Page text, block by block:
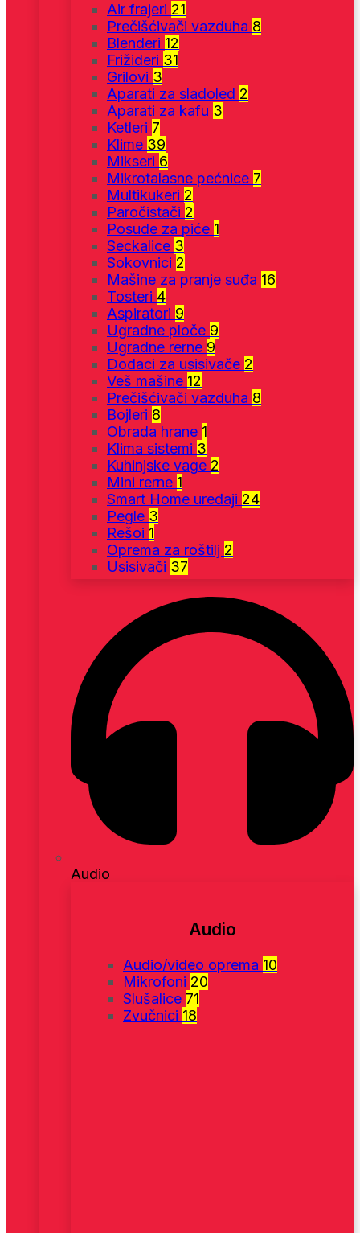
Air frajeri 21
Prečišćivači vazduha 8
Blenderi 12
Frižideri 31
Grilovi 3
Aparati za sladoled 2
Aparati za kafu 3
Ketleri 7
Klime 39
Mikseri 6
Mikrotalasne pećnice 7
Multikukeri 2
Paročistači 2
Posude za piće 1
Seckalice 3
Sokovnici 2
Mašine za pranje suđa 16
Tosteri 4
Aspiratori 9
Ugradne ploče 9
Ugradne rerne 9
Dodaci za usisivače 2
Veš mašine 12
Prečišćivači vazduha 8
Bojleri 8
Obrada hrane 1
Klima sistemi 3
Kuhinjske vage 2
Mini rerne 1
Smart Home uređaji 24
Pegle 3
Rešoi 1
Oprema za roštilj 2
Usisivači 37
Audio
Audio
Audio/video oprema 10
Mikrofoni 20
Slušalice 71
Zvučnici 18